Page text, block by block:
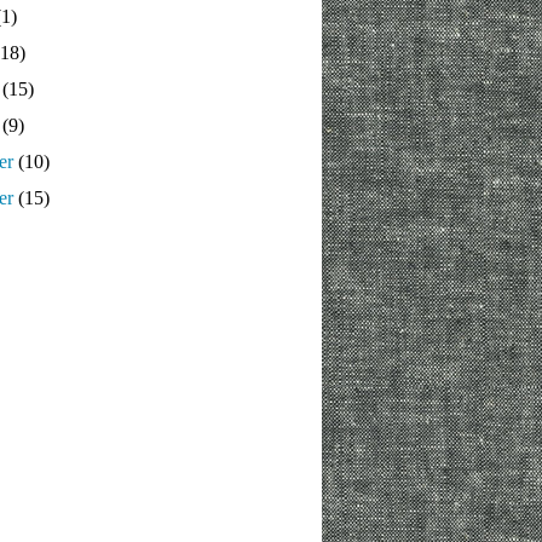
(10)
(15)